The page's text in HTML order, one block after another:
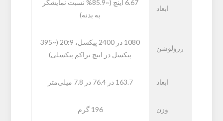
ابعاد
6.67 اینچ (~85.9% نسبت نمایشگر
به بدنه)
رزولوشن
1080 در 2400 پیکسل، 20:9 (~395
پیکسل در اینچ تراکم پیکسلی)
ابعاد 163.7 در 76.4 در 7.8 میلی‌متر
وزن 196 گرم